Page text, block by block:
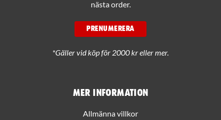
Mer information
Allmänna villkor
nästa order.
PRENUMERERA
*Gäller vid köp för 2000 kr eller mer.